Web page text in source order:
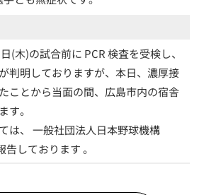
(木)の試合前に PCR 検査を受検し、
判明しておりますが、本日、濃厚接
ことから当面の間、広島市内の宿舎
す。
は、 一般社団法人日本野球機構
しております 。